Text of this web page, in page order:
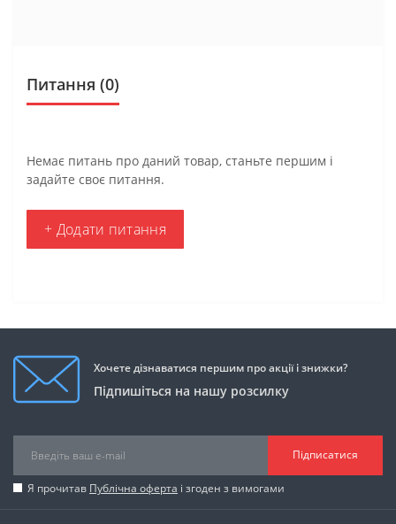
Питання (0)
Немає питань про даний товар, станьте першим і
задайте своє питання.
+ Додати питання
Хочете дізнаватися першим про акції і знижки?
Підпишіться на нашу розсилку
Підписатися
Я прочитав Публічна оферта і згоден з вимогами